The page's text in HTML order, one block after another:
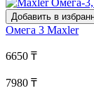
Добавить в
Омега 3 Maxler
6650 ₸
7980 ₸